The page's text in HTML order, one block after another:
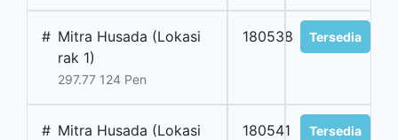
# Mitra Husada (Lokasi
rak 1)
297.77 124 Pen
180538 Tersedia
# Mitra Husada (Lokasi
180541 Tersedia